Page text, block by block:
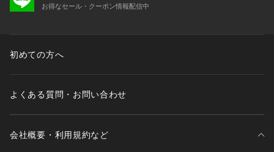
お得なセール・クーポン情報配信中
初めての方へ
よくある質問・お問い合わせ
会社概要・利用規約など